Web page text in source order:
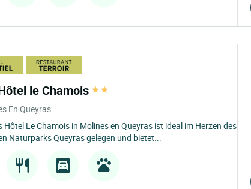
le Chamois
En Queyras
Hôtel Le Chamois in Molines en Queyras ist ideal im Herzen des
Naturparks Queyras gelegen und bietet...